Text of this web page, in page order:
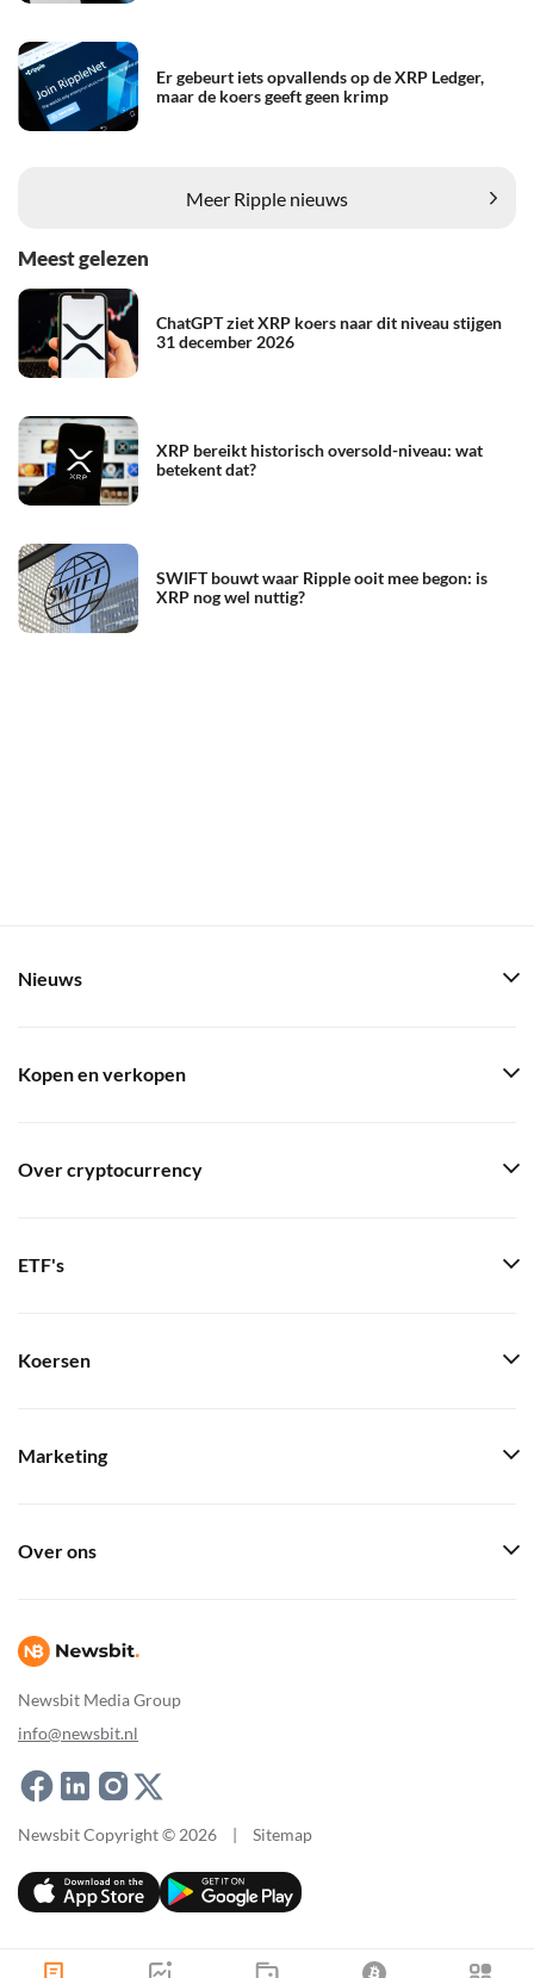
Er gebeurt iets opvallends op de XRP Ledger,
maar de koers geeft geen krimp
Meer Ripple nieuws
Meest gelezen
ChatGPT ziet XRP koers naar dit niveau stijgen
31 december 2026
XRP bereikt historisch oversold-niveau: wat
betekent dat?
SWIFT bouwt waar Ripple ooit mee begon: is
XRP nog wel nuttig?
Newsbit Media Group
info@newsbit.nl
Nieuws
Kopen en verkopen
Over cryptocurrency
ETF's
Koersen
Marketing
Over ons
Newsbit Copyright © 2026 | Sitemap